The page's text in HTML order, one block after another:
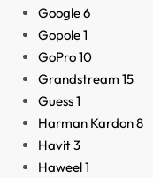
Google6
Gopole1
GoPro10
Grandstream 15
Guess1
Harman Kardon8
Havit3
Haweel1